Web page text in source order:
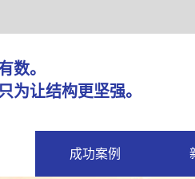
建筑有数。
为让结构更坚强。
成功案例